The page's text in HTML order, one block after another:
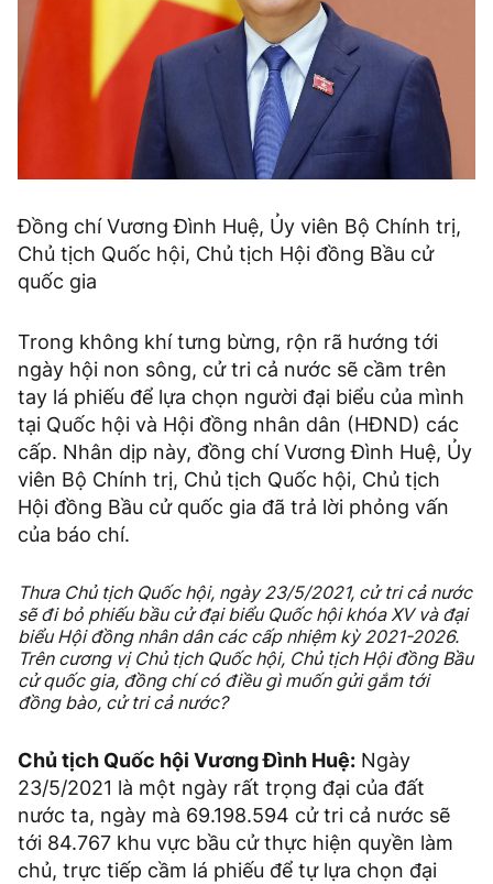
Đồng chí Vương Đình Huệ, Ủy viên Bộ Chính trị,
Chủ tịch Quốc hội, Chủ tịch Hội đồng Bầu cử
quốc gia
Trong không khí tưng bừng, rộn rã hướng tới
ngày hội non sông, cử tri cả nước sẽ cầm trên
tay lá phiếu để lựa chọn người đại biểu của mình
tại Quốc hội và Hội đồng nhân dân (HĐND) các
cấp. Nhân dịp này, đồng chí Vương Đình Huệ, Ủy
viên Bộ Chính trị, Chủ tịch Quốc hội, Chủ tịch
Hội đồng Bầu cử quốc gia đã trả lời phỏng vấn
của báo chí.
Thưa Chủ tịch Quốc hội, ngày 23/5/2021, cử tri cả nước
sẽ đi bỏ phiếu bầu cử đại biểu Quốc hội khóa XV và đại
biểu Hội đồng nhân dân các cấp nhiệm kỳ 2021-2026.
Trên cương vị Chủ tịch Quốc hội, Chủ tịch Hội đồng Bầu
cử quốc gia, đồng chí có điều gì muốn gửi gắm tới
đồng bào, cử tri cả nước?
Chủ tịch Quốc hội Vương Đình Huệ: Ngày
23/5/2021 là một ngày rất trọng đại của đất
nước ta, ngày mà 69.198.594 cử tri cả nước sẽ
tới 84.767 khu vực bầu cử thực hiện quyền làm
chủ, trực tiếp cầm lá phiếu để tự lựa chọn đại